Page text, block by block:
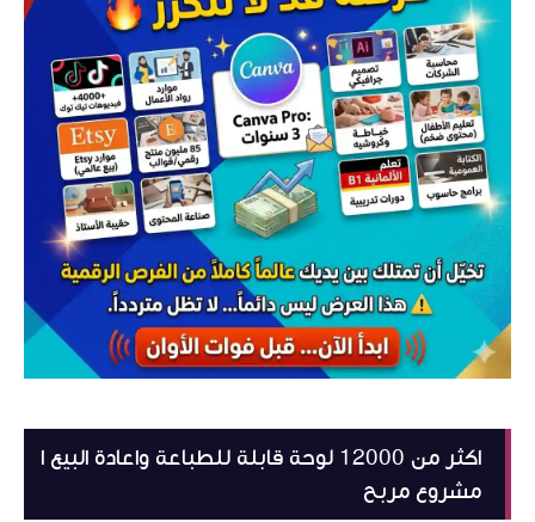
اكثر من 12000 لوحة قابلة للطباعة واعادة البيع ا
مشروع مربح